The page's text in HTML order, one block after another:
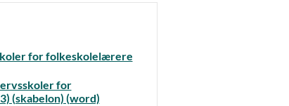
for folkeskolelærere
for
(skabelon) (word)